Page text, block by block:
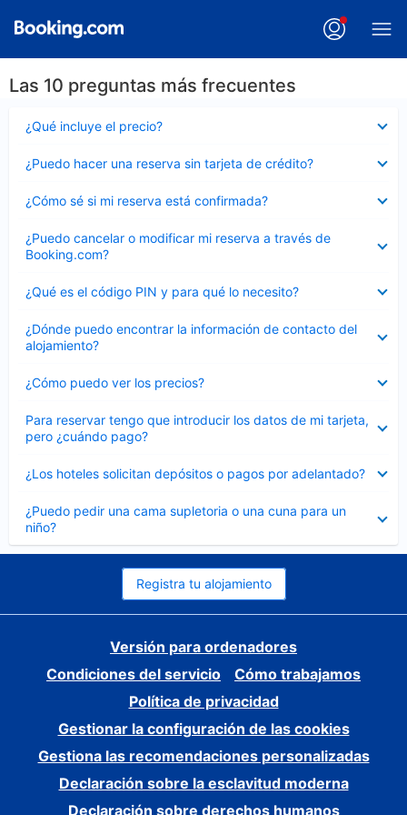
Las 10 preguntas más frecuentes
¿Qué incluye el precio?
cerrado
¿Puedo hacer una reserva sin tarjeta de crédito?
cerrado
¿Cómo sé si mi reserva está confirmada?
cerrado
¿Puedo cancelar o modificar mi reserva a través de
Booking.com?
cerrado
¿Qué es el código PIN y para qué lo necesito?
cerrado
¿Dónde puedo encontrar la información de contacto del
alojamiento?
cerrado
¿Cómo puedo ver los precios?
cerrado
Para reservar tengo que introducir los datos de mi tarjeta,
pero ¿cuándo pago?
cerrado
¿Los hoteles solicitan depósitos o pagos por adelantado?
cerrado
¿Puedo pedir una cama supletoria o una cuna para un
niño?
cerrado
Registra tu alojamiento
Versión para ordenadores
Condiciones del servicio
Cómo trabajamos
Política de privacidad
Gestionar la configuración de las cookies
Gestiona las recomendaciones personalizadas
Declaración sobre la esclavitud moderna
Declaración sobre derechos humanos